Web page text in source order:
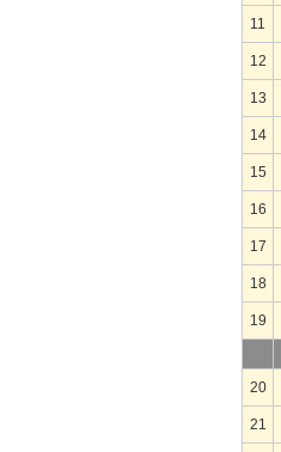
11
12
13
14
15
16
17
18
19
20
21